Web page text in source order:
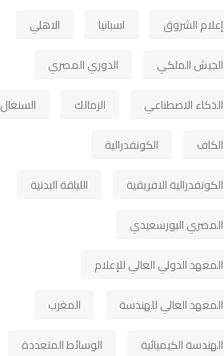
إعلام الشروق
اسبانيا
الاهلي
الجيش الملكي
الدوري المصري
الذكاء الاصطناعي
الزمالك
السنغال
الكاف
الكونفدرالية
الكونفدرالية الافريقية
اللياقة البدنية
المصري البورسعيدي
المعهد الدولي العالي للإعلام
المعهد العالي للهندسة
المغرب
الهندسة الكيميائية
الوسائط المتعددة